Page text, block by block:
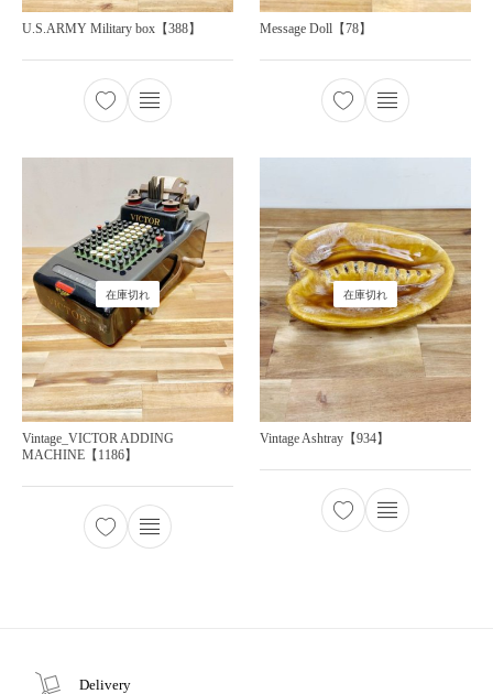
U.S.ARMY Military box【388】 Message Doll【78】
在庫切れ
Vintage_VICTOR ADDING
MACHINE【1186】
在庫切れ
Vintage Ashtray【934】
Delivery